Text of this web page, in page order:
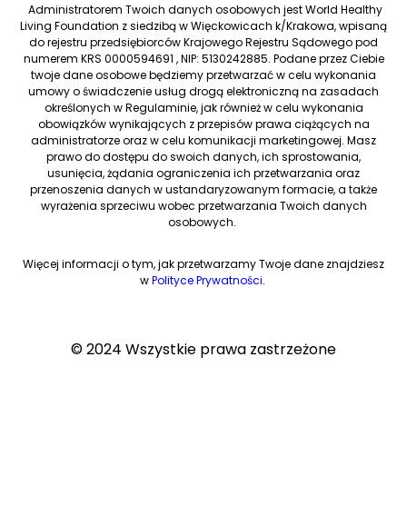
Administratorem Twoich danych osobowych jest World Healthy
Living Foundation z siedzibą w Więckowicach k/Krakowa, wpisaną
do rejestru przedsiębiorców Krajowego Rejestru Sądowego pod
numerem KRS 0000594691 , NIP: 5130242885. Podane przez Ciebie
twoje dane osobowe będziemy przetwarzać w celu wykonania
umowy o świadczenie usług drogą elektroniczną na zasadach
określonych w Regulaminie, jak również w celu wykonania
obowiązków wynikających z przepisów prawa ciążących na
administratorze oraz w celu komunikacji marketingowej. Masz
prawo do dostępu do swoich danych, ich sprostowania,
usunięcia, żądania ograniczenia ich przetwarzania oraz
przenoszenia danych w ustandaryzowanym formacie, a także
wyrażenia sprzeciwu wobec przetwarzania Twoich danych
osobowych.
Więcej informacji o tym, jak przetwarzamy Twoje dane znajdziesz
wPolityce Prywatności.
© 2024 Wszystkie prawa zastrzeżone